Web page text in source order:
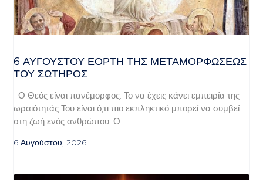
6 ΑΥΓΟΥΣΤΟΥ ΕΟΡΤΗ ΤΗΣ ΜΕΤΑΜΟΡΦΩΣΕΩΣ
ΤΟΥ ΣΩΤΗΡΟΣ
Ο Θεός είναι πανέμορφος. Το να έχεις κάνει εμπειρία της
ωραιότητάς Του είναι ό,τι πιο εκπληκτικό μπορεί να συμβεί
στη ζωή ενός ανθρώπου. Ο
6 Αυγούστου, 2026